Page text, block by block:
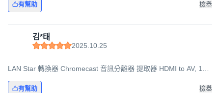
有幫助 檢舉
김*태
2025.10.25
LAN Star 轉換器 Chromecast 音訊分離器 提取器 HDMI to AV, 1個,
有幫助 檢舉